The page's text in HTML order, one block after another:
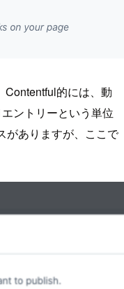
的には、動
ントリーという単位
がありますが、ここで